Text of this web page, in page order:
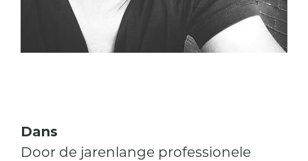
Dans
Door de jarenlange professionele